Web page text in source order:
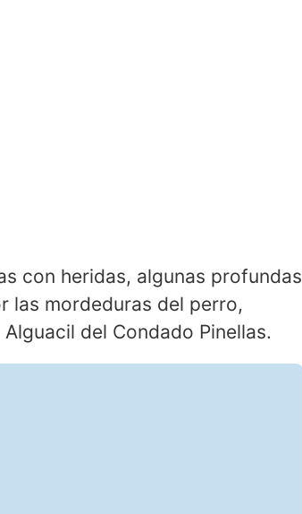
con heridas, algunas profundas
las mordeduras del perro,
del Condado Pinellas.